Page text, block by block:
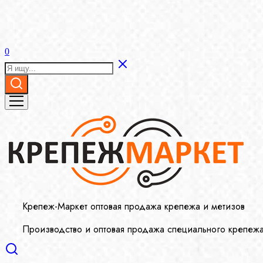
0
Крепеж-Маркет оптовая продажа крепежа и метизов
Производство и оптовая продажа специального